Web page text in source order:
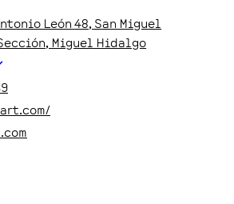
León 48, San Miguel
, Miguel Hidalgo